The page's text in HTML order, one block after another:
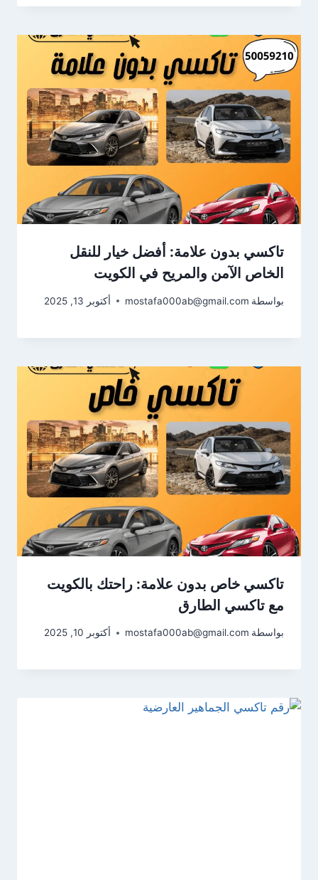
تاكسي بدون علامة: أفضل خيار للنقل
الخاص الآمن والمريح في الكويت
بواسطة mostafa000ab@gmail.com أكتوبر 13, 2025
تاكسي خاص بدون علامة: راحتك بالكويت
مع تاكسي الطارق
بواسطة mostafa000ab@gmail.com أكتوبر 10, 2025